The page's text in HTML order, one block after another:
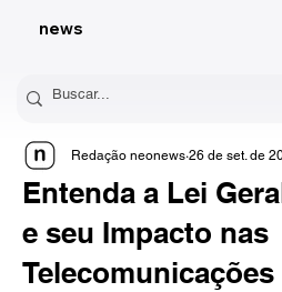
news
Entenda a Lei
e seu Impacto nas
Redação neonews 26 de set. de